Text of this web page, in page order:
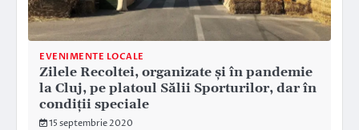
EVENIMENTE LOCALE
Zilele Recoltei, organizate şi în pandemie
la Cluj, pe platoul Sălii Sporturilor, dar în
condiții speciale
15 septembrie 2020